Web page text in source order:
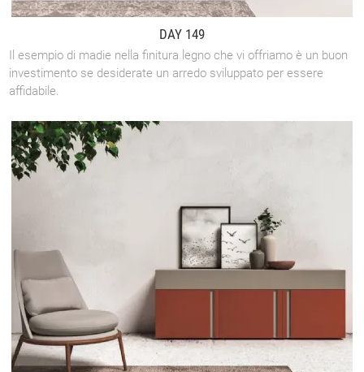
DAY 149
Il esempio di madie nella finitura legno che vi offriamo è un buon
investimento se desiderate un arredo sviluppato per essere
affidabile.